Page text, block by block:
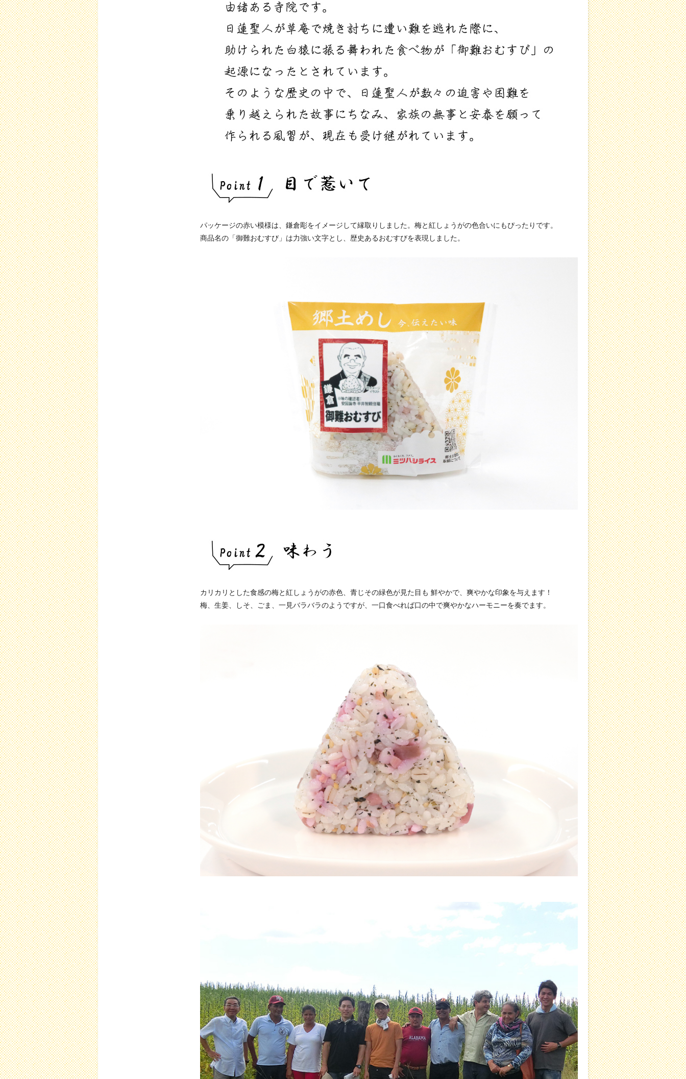
パッケージの赤い模様は、鎌倉彫をイメージして縁取りしました。梅と紅しょうがの色合いにもぴったりです。
商品名の「御難おむすび」は力強い文字とし、歴史あるおむすびを表現しました。
カリカリとした食感の梅と紅しょうがの赤色、青じその緑色が見た目も 鮮やかで、爽やかな印象を与えます！
梅、生姜、しそ、ごま、一見バラバラのようですが、一口食べれば口の中で爽やかなハーモニーを奏でます。